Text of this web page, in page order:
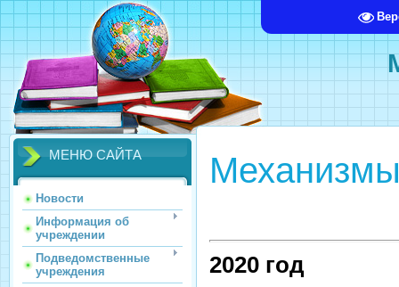
МЕНЮ САЙТА
Новости
Информация об
учреждении
Подведомственные
учреждения
2020 год